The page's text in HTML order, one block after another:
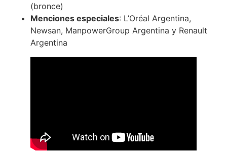
(bronce)
Menciones especiales: L’Oréal Argentina,
Newsan, ManpowerGroup Argentina y Renault
Argentina